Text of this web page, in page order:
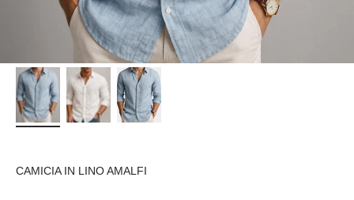
CAMICIA IN LINO AMALFI